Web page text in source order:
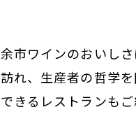
余市ワインのおいし
訪れ、生産者の哲学
できるレストランもご